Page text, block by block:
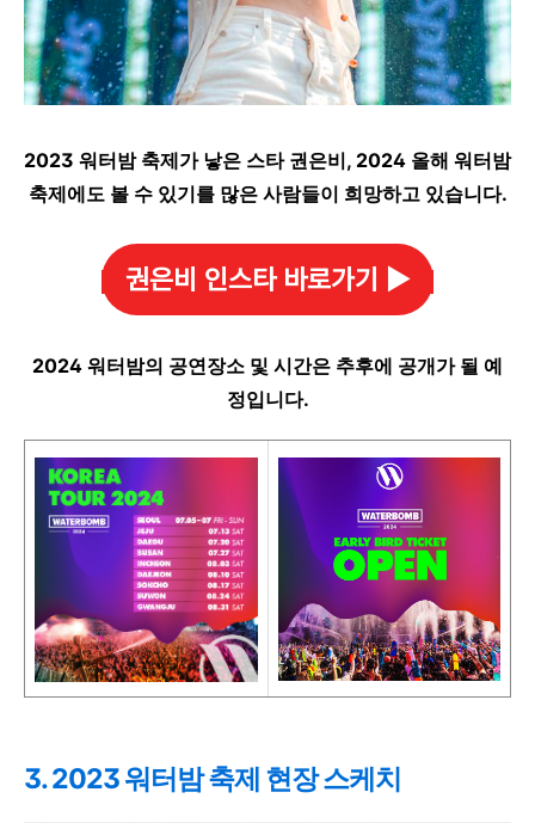
2023 워터밤 축제가 낳은 스타 권은비, 2024 올해 워터밤
축제에도 볼 수 있기를 많은 사람들이 희망하고 있습니다.
권은비 인스타 바로가기 ▶️
2024 워터밤의 공연장소 및 시간은 추후에 공개가 될 예
정입니다.
3. 2023 워터밤 축제 현장 스케치